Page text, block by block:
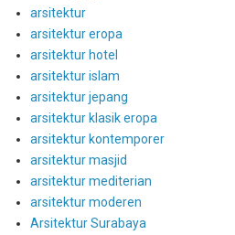
arsitektur
arsitektur eropa
arsitektur hotel
arsitektur islam
arsitektur jepang
arsitektur klasik eropa
arsitektur kontemporer
arsitektur masjid
arsitektur mediterian
arsitektur moderen
Arsitektur Surabaya